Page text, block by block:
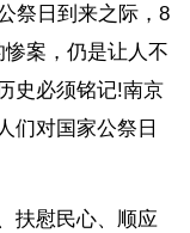
祭日到来之际，8
案，仍是让人不
史必须铭记!南京
们对国家公祭日
扶慰民心、顺应